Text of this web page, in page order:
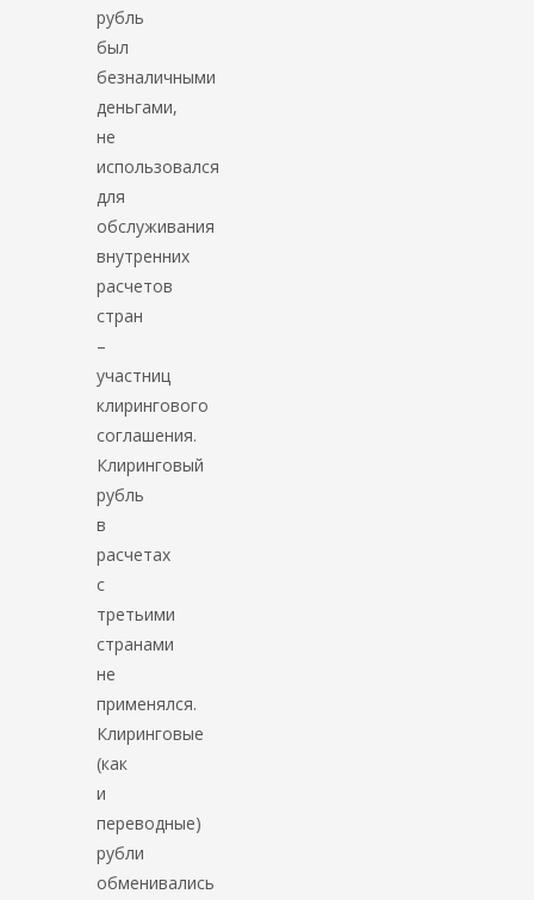
рубль
был
безналичными
деньгами,
не
использовался
для
обслуживания
внутренних
расчетов
стран
–
участниц
клирингового
соглашения.
Клиринговый
рубль
в
расчетах
с
третьими
странами
не
применялся.
Клиринговые
(как
и
переводные)
рубли
обменивались